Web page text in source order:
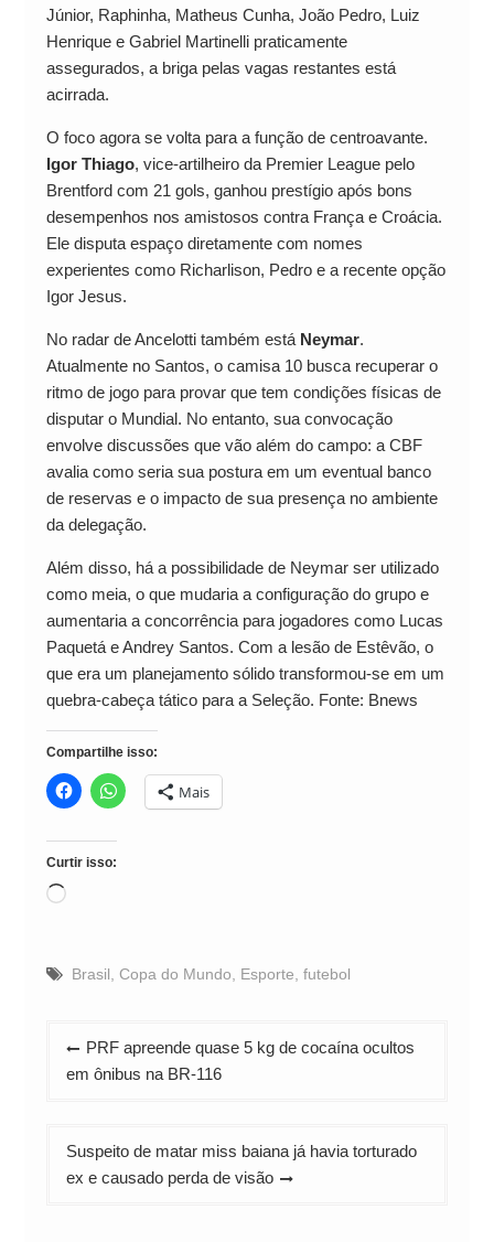
Júnior, Raphinha, Matheus Cunha, João Pedro, Luiz
Henrique e Gabriel Martinelli praticamente
assegurados, a briga pelas vagas restantes está
acirrada.
O foco agora se volta para a função de centroavante.
Igor Thiago, vice-artilheiro da Premier League pelo
Brentford com 21 gols, ganhou prestígio após bons
desempenhos nos amistosos contra França e Croácia.
Ele disputa espaço diretamente com nomes
experientes como Richarlison, Pedro e a recente opção
Igor Jesus.
No radar de Ancelotti também está Neymar.
Atualmente no Santos, o camisa 10 busca recuperar o
ritmo de jogo para provar que tem condições físicas de
disputar o Mundial. No entanto, sua convocação
envolve discussões que vão além do campo: a CBF
avalia como seria sua postura em um eventual banco
de reservas e o impacto de sua presença no ambiente
da delegação.
Além disso, há a possibilidade de Neymar ser utilizado
como meia, o que mudaria a configuração do grupo e
aumentaria a concorrência para jogadores como Lucas
Paquetá e Andrey Santos. Com a lesão de Estêvão, o
que era um planejamento sólido transformou-se em um
quebra-cabeça tático para a Seleção. Fonte: Bnews
Compartilhe isso:
Mais
Curtir isso:
Carregando...
Brasil Copa do Mundo Esporte futebol
Navegação
de
PRF apreende quase 5 kg de cocaína ocultos
em ônibus na BR-116
Suspeito de matar miss baiana já havia torturado
ex e causado perda de visão